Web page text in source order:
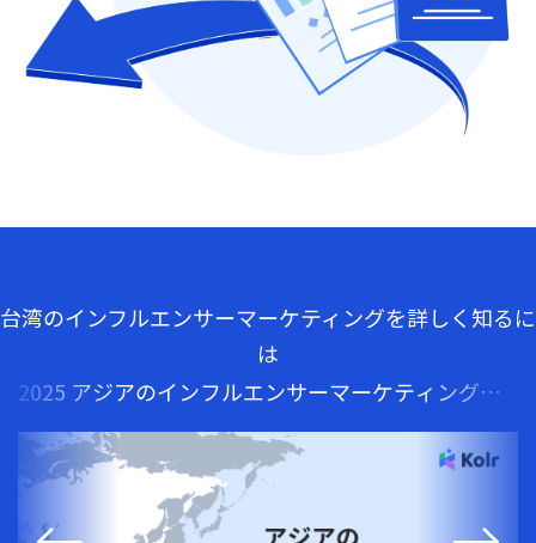
台湾のインフルエンサーマーケティングを詳しく知るに
は
2025 アジアのインフルエンサーマーケティング事
情